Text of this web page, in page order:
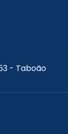
- Taboão